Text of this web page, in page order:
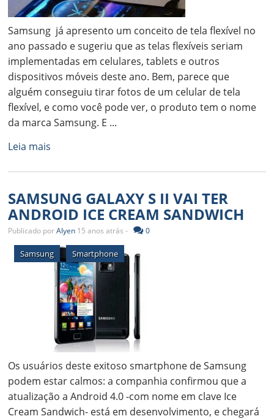
Samsung já apresento um conceito de tela flexível no
ano passado e sugeriu que as telas flexíveis seriam
implementadas em celulares, tablets e outros
dispositivos móveis deste ano. Bem, parece que
alguém conseguiu tirar fotos de um celular de tela
flexível, e como você pode ver, o produto tem o nome
da marca Samsung. E ...
Leia mais
SAMSUNG GALAXY S II VAI TER
ANDROID ICE CREAM SANDWICH
Publicado porAlyen 15 anos atrás - 0
Samsung Smartphone
Os usuários deste exitoso smartphone de Samsung
podem estar calmos: a companhia confirmou que a
atualização a Android 4.0 -com nome em clave Ice
Cream Sandwich- está em desenvolvimento, e chegará